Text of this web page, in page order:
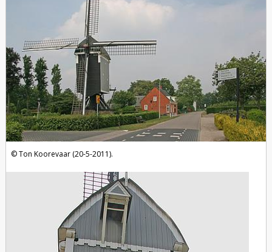
Ton Koorevaar (20-5-2011).